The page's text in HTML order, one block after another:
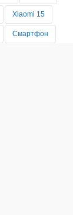
Xiaomi 15
Смартфон